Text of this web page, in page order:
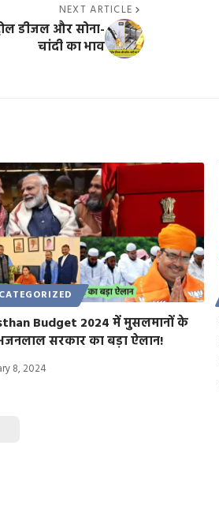
NEXT ARTICLE
डीजल और सोना-
चांदी का भाव
Budget 2024 में मुसलमानों के
सरकार का बड़ा ऐलान!
8, 2024